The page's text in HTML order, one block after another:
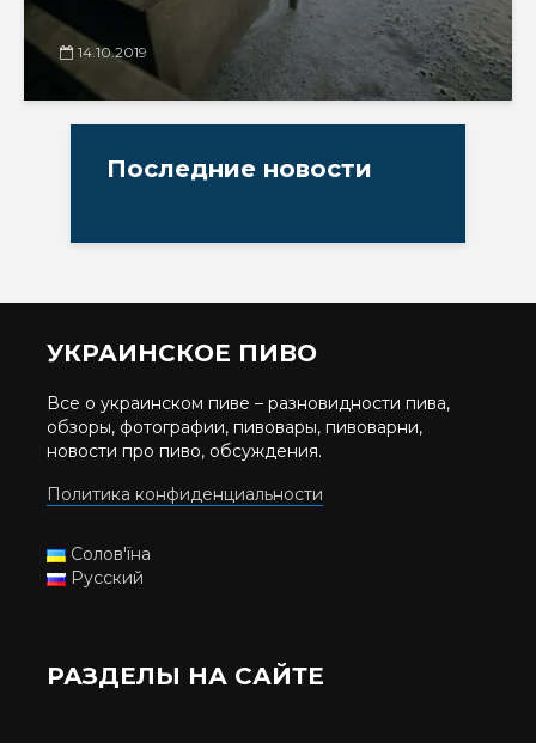
14.10.2019
Последние новости
УКРАИНСКОЕ ПИВО
Все о украинском пиве – разновидности пива,
обзоры, фотографии, пивовары, пивоварни,
новости про пиво, обсуждения.
Политика конфиденциальности
Солов'їна
Русский
РАЗДЕЛЫ НА САЙТЕ